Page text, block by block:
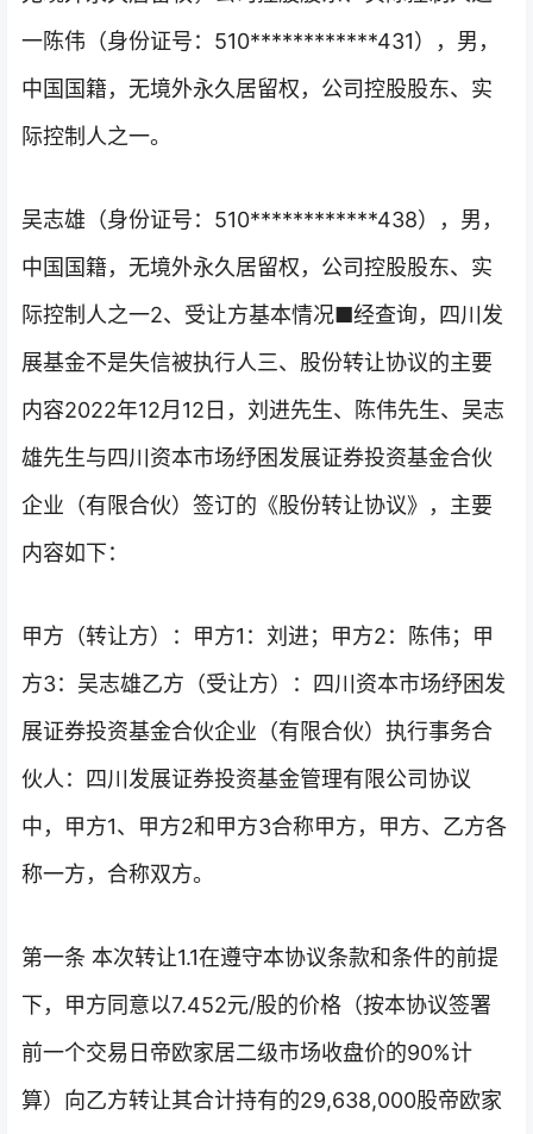
一陈伟（身份证号：510************431），男，
中国国籍，无境外永久居留权，公司控股股东、实
际控制人之一。
吴志雄（身份证号：510************438），男，
中国国籍，无境外永久居留权，公司控股股东、实
际控制人之一2、受让方基本情况■经查询，四川发
展基金不是失信被执行人三、股份转让协议的主要
内容2022年12月12日，刘进先生、陈伟先生、吴志
雄先生与四川资本市场纾困发展证券投资基金合伙
企业（有限合伙）签订的《股份转让协议》，主要
内容如下：
甲方（转让方）：甲方1：刘进；甲方2：陈伟；甲
方3：吴志雄乙方（受让方）：四川资本市场纾困发
展证券投资基金合伙企业（有限合伙）执行事务合
伙人：四川发展证券投资基金管理有限公司协议
中，甲方1、甲方2和甲方3合称甲方，甲方、乙方各
称一方，合称双方。
第一条 本次转让1.1在遵守本协议条款和条件的前提
下，甲方同意以7.452元/股的价格（按本协议签署
前一个交易日帝欧家居二级市场收盘价的90%计
算）向乙方转让其合计持有的29,638,000股帝欧家